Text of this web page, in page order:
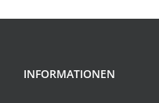
INFORMATIONEN